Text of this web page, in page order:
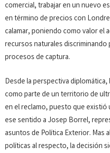
comercial, trabajar en un nuevo
en término de precios con
calamar, poniendo como valor el
recursos naturales
procesos de captura.
Desde la perspectiva
como parte de un territorio de
en el reclamo, puesto que
ese sentido a Josep Borrel,
asuntos de Política Exterior. Mas
políticas al respecto, la decisión